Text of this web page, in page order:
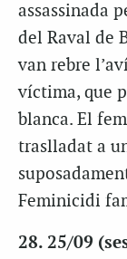
assassinada
del Raval de
van rebre
víctima, que
blanca. El
traslladat a
Feminicidi
28. 25/09